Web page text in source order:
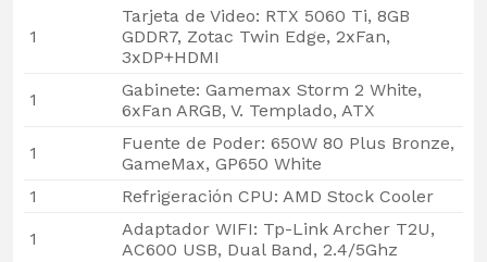
1
Tarjeta de Video: RTX 5060 Ti, 8GB
GDDR7, Zotac Twin Edge, 2xFan,
3xDP+HDMI
1
Gabinete: Gamemax Storm 2 White,
6xFan ARGB, V. Templado, ATX
1
Fuente de Poder: 650W 80 Plus Bronze,
GameMax, GP650 White
1
Refrigeración CPU: AMD Stock Cooler
1
Adaptador WIFI: Tp-Link Archer T2U,
AC600 USB, Dual Band, 2.4/5Ghz